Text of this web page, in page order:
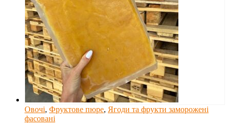
Овочі, Фруктове пюре, Ягоди та фрукти заморожені
фасовані